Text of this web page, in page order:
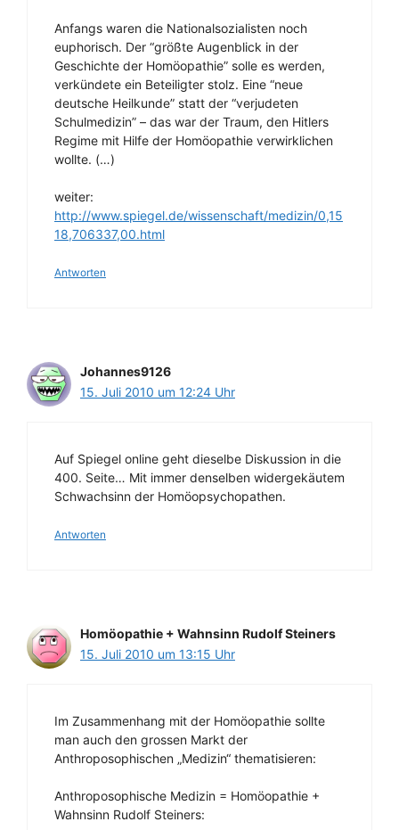
Anfangs waren die Nationalsozialisten noch
euphorisch. Der “größte Augenblick in der
Geschichte der Homöopathie” solle es werden,
verkündete ein Beteiligter stolz. Eine “neue
deutsche Heilkunde” statt der “verjudeten
Schulmedizin” – das war der Traum, den Hitlers
Regime mit Hilfe der Homöopathie verwirklichen
wollte. (…)
weiter:
http://www.spiegel.de/wissenschaft/medizin/0,15
18,706337,00.html
Antworten
Johannes9126
15. Juli 2010 um 12:24 Uhr
Auf Spiegel online geht dieselbe Diskussion in die
400. Seite… Mit immer denselben widergekäutem
Schwachsinn der Homöopsychopathen.
Antworten
Homöopathie + Wahnsinn Rudolf Steiners
15. Juli 2010 um 13:15 Uhr
Im Zusammenhang mit der Homöopathie sollte
man auch den grossen Markt der
Anthroposophischen „Medizin“ thematisieren:
Anthroposophische Medizin = Homöopathie +
Wahnsinn Rudolf Steiners: